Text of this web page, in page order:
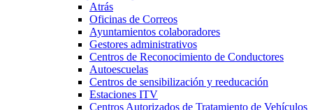
Atrás
Oficinas de Correos
Ayuntamientos colaboradores
Gestores administrativos
Centros de Reconocimiento de Conductores
Autoescuelas
Centros de sensibilización y reeducación
Estaciones ITV
Centros Autorizados de Tratamiento de Vehículos